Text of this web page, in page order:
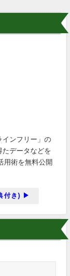
インフリー」の
たデータなどを
用術を無料公開
付き) ▶